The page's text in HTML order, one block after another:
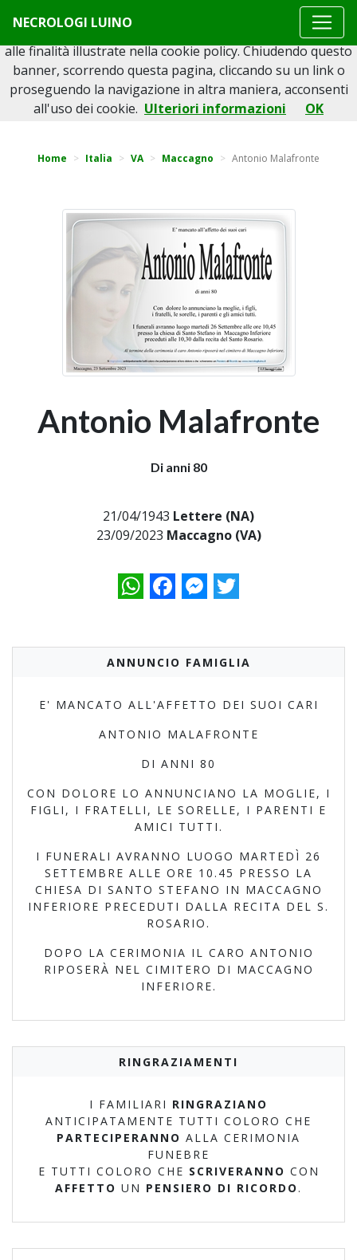
NECROLOGI LUINO
Torna indietro
Home Italia VA Maccagno Antonio Malafronte
Antonio Malafronte
Di anni 80
21/04/1943 Lettere (NA)
23/09/2023 Maccagno (VA)
WhatsAppFacebookMessenger
Twitter
ANNUNCIO FAMIGLIA
E' MANCATO ALL'AFFETTO DEI SUOI CARI
ANTONIO MALAFRONTE
DI ANNI 80
CON DOLORE LO ANNUNCIANO LA MOGLIE, I
FIGLI, I FRATELLI, LE SORELLE, I PARENTI E
AMICI TUTTI.
I FUNERALI AVRANNO LUOGO MARTEDÌ 26
SETTEMBRE ALLE ORE 10.45 PRESSO LA
CHIESA DI SANTO STEFANO IN MACCAGNO
INFERIORE PRECEDUTI DALLA RECITA DEL S.
ROSARIO.
DOPO LA CERIMONIA IL CARO ANTONIO
RIPOSERÀ NEL CIMITERO DI MACCAGNO
INFERIORE.
RINGRAZIAMENTI
I FAMILIARI RINGRAZIANO
ANTICIPATAMENTE TUTTI COLORO CHE
PARTECIPERANNO ALLA CERIMONIA
FUNEBRE
E TUTTI COLORO CHE SCRIVERANNO CON
AFFETTO UN PENSIERO DI RICORDO .
Questo sito o gli strumenti terzi da questo utilizzati si
avvalgono di cookie necessari al funzionamento ed utili
alle finalità illustrate nella cookie policy. Chiudendo questo
banner, scorrendo questa pagina, cliccando su un link o
proseguendo la navigazione in altra maniera, acconsenti
all'uso dei cookie. Ulteriori informazioni OK